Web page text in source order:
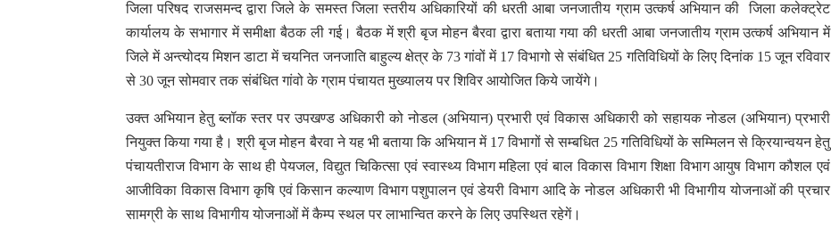
जिला परिषद राजसमन्द द्वारा जिले के समस्त जिला स्तरीय अधिकारियों की धरती आबा जनजातीय ग्राम उत्कर्ष अभियान की जिला कलेक्ट्रेट
कार्यालय के सभागार में समीक्षा बैठक ली गई। बैठक में श्री बृज मोहन बैरवा द्वारा बताया गया की धरती आबा जनजातीय ग्राम उत्कर्ष अभियान में
जिले में अन्त्योदय मिशन डाटा में चयनित जनजाति बाहुल्य क्षेत्र के 73 गांवों में 17 विभागो से संबंधित 25 गतिविधियों के लिए दिनांक 15 जून रविवार
से 30 जून सोमवार तक संबंधित गांवो के ग्राम पंचायत मुख्यालय पर शिविर आयोजित किये जायेंगे।
उक्त अभियान हेतु ब्लॉक स्तर पर उपखण्ड अधिकारी को नोडल (अभियान) प्रभारी एवं विकास अधिकारी को सहायक नोडल (अभियान) प्रभारी
नियुक्त किया गया है। श्री बृज मोहन बैरवा ने यह भी बताया कि अभियान में 17 विभागों से सम्बधित 25 गतिविधियों के सम्मिलन से क्रियान्वयन हेतु
पंचायतीराज विभाग के साथ ही पेयजल, विद्युत चिकित्सा एवं स्वास्थ्य विभाग महिला एवं बाल विकास विभाग शिक्षा विभाग आयुष विभाग कौशल एवं
आजीविका विकास विभाग कृषि एवं किसान कल्याण विभाग पशुपालन एवं डेयरी विभाग आदि के नोडल अधिकारी भी विभागीय योजनाओं की प्रचार
सामग्री के साथ विभागीय योजनाओं में कैम्प स्थल पर लाभान्वित करने के लिए उपस्थित रहेगें।